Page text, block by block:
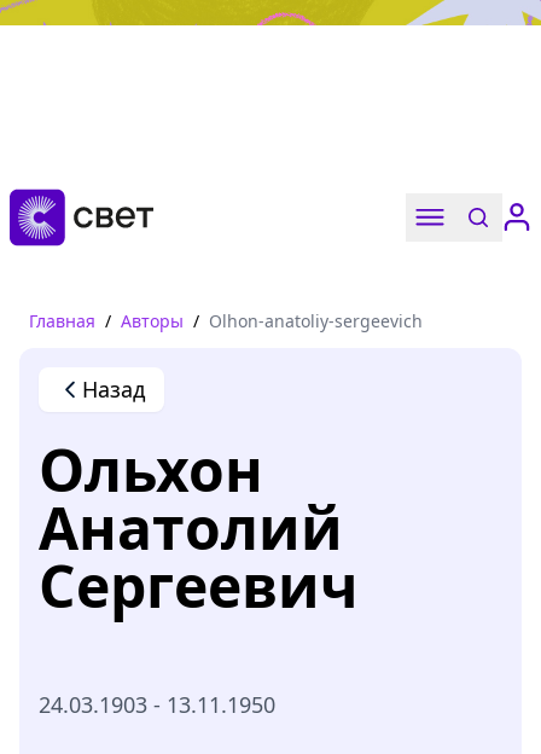
Дружба, любовь, взросление
Читать
Главная / Авторы / Olhon-anatoliy-sergeevich
Назад
Ольхон
Анатолий
Сергеевич
24.03.1903 - 13.11.1950